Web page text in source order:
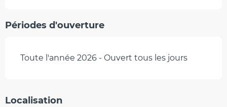
Périodes d'ouverture
Toute l'année 2026 - Ouvert tous les jours
Localisation